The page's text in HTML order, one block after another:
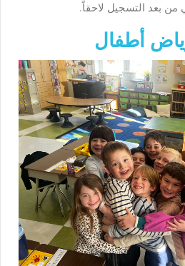
من بعد التسجيل لاحقاً.
رياض أطفال